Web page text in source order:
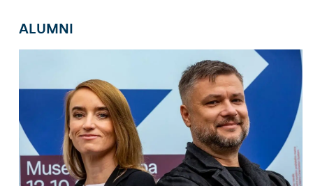
ALUMNI